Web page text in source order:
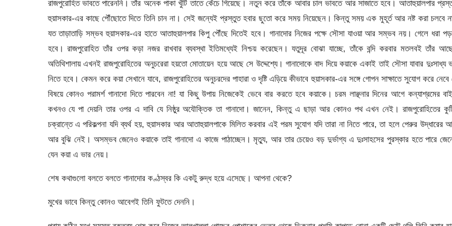
রাজপুরোহিত ভাবতে পারেননি। তাঁর অনেক পাকা খুঁটি তাতে কেঁচে গিয়েছে। নতুন করে তাঁকে আবার চাল ভাবতে আর সাজাতে হবে। আতাহুয়ালপার
হুয়াসকার-এর কাছে পৌঁছোতে দিতে তিনি চান না। সেই জন্যেই প্রস্তুত হবার ছুতো করে সময় নিয়েছেন। কিন্তু সময় এক মুহূর্ত আর নষ্ট করা চলবে
যত তাড়াতাড়ি সম্ভব হুয়াসকার-এর হাতে আতাহুয়ালপার কিপু পৌঁছে দিতেই হবে। গানাদোর নিজের পক্ষে সৌসা যাওয়া আর সম্ভব নয়। গেলে ধরা
হবে। রাজপুরোহিত তাঁর ওপর কড়া নজর রাখবার ব্যবস্থা ইতিমধ্যেই নিশ্চয় করেছেন। যতুদূর বোঝা যাচ্ছে, তাঁকে বন্দি করবার মতলবই তাঁর
অতিথিশালায় এখনই রাজপুরোহিতের অনুচরেরা হয়তো মোতায়েন হয়ে আছে সে উদ্দেশ্যে। গানাদোকে বাদ দিয়ে কয়াকে একাই তাই সৌসা যাবার দুঃসাধ্য
নিতে হবে। কেমন করে কয়া সেখানে যাবে, রাজপুরোহিতের অনুচরদের পাহারা ও দৃষ্টি এড়িয়ে কীভাবে হুয়াসকার-এর সঙ্গে গোপন সাক্ষাতে সুযোগ করে নেবে
বিষয়ে কোনও পরামর্শ গানাদো দিতে পারবেন না! যা কিছু উপায় নিজেকেই ভেবে বার করতে হবে কয়াকে। চরম লাঞ্ছনার দিনের আগে কন্যাশ্রমের
কখনও যে পা দেয়নি তার ওপর এ দাবি যে নিষ্ঠুর অযৌক্তিক তা গানাদো। জানেন, কিন্তু এ ছাড়া আর কোনও পথ এখন নেই। রাজপুরোহিতের
চক্রান্তে এ পরিকল্পনা যদি ব্যর্থ হয়, হুয়াসকার আর আতাহুয়ালপাকে মিলিত করবার এই পরম সুযোগ যদি তারা না নিতে পারে, তা হলে পেরুর উদ্ধারের
আর বুঝি নেই। অসম্ভব জেনেও কয়াকে তাই গানাদো এ কাজে পাঠাচ্ছেন। মৃত্যু, আর তার চেয়েও বড় দুর্ভাগ্য এ দুঃসাহসের পুরস্কার হতে পারে
যেন কয়া এ ভার নেয়।
শেষ কথাগুলো বলতে বলতে গানাদোর কণ্ঠস্বর কি একটু রুদ্ধ হয়ে এসেছে। আপনা থেকে?
মুখের ভাবে কিন্তু কোনও আবেগই তিনি ফুটতে দেননি।